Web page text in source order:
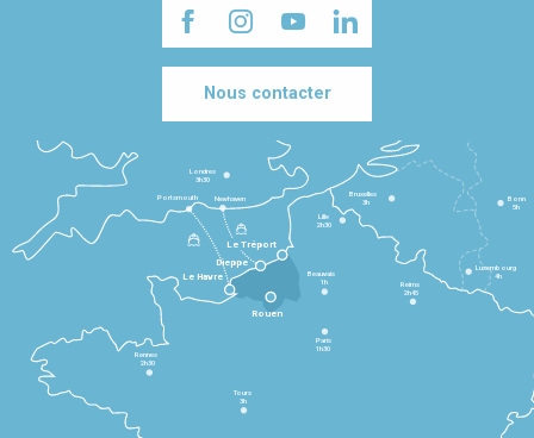
Nous contacter
Le Havre
Dieppe
Le Tréport
Rennes
2h30
Tours
3h
Paris
1h30
Beauvais
1h
Reims
2h45
Lille
2h30
Bruxelles
3h
Londres
3h30
Newhaven
Portsmouth
Bonn
5h
Luxembourg
4h
Rouen